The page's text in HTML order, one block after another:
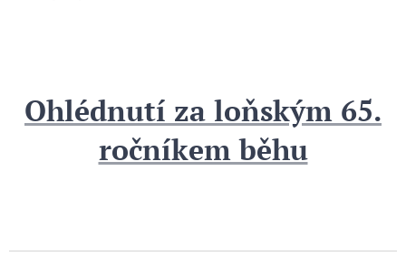
Ohlédnutí za loňským 65.
ročníkem běhu